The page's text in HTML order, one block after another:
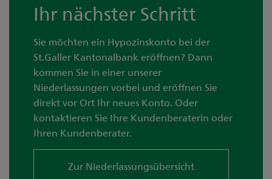
Ihr nächster Schritt
Sie möchten ein Hypozinskonto bei der
St.Galler Kantonalbank eröffnen? Dann
kommen Sie in einer unserer
Niederlassungen vorbei und eröffnen Sie
direkt vor Ort Ihr neues Konto. Oder
kontaktieren Sie Ihre Kundenberaterin oder
Ihren Kundenberater.
Zur Niederlassungsübersicht